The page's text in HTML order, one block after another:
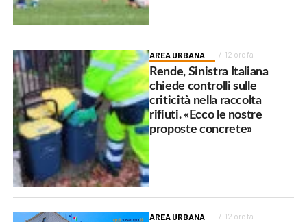
AREA URBANA 12 ore fa
Rende, Sinistra Italiana
chiede controlli sulle
criticità nella raccolta
rifiuti. «Ecco le nostre
proposte concrete»
AREA URBANA 12 ore fa